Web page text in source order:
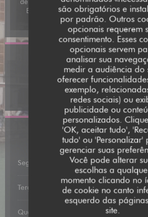
são obrigatórios e
por padrão. Outros
opcionais requerem
consentimento. Esses
opcionais servem
analisar sua
medir a audiência do
oferecer
exemplo,
redes sociais) ou
publicidade ou
personalizados.
'OK, aceitar tudo',
tudo' ou 'Personalizar'
gerenciar suas
Você pode alterar
escolhas a
momento clicando no
de cookie no canto
esquerdo das
site.
Eurocard/Mastercard, Dinheiro, Visa,
American Express, Cartão
Acesso
Estacionamento
Rue de la Mandoune
Horário de
Segunda-feira 12:00 -
Terça-feira
Quarta-feira